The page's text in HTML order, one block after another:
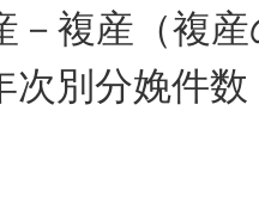
－複産（複
次別分娩件数